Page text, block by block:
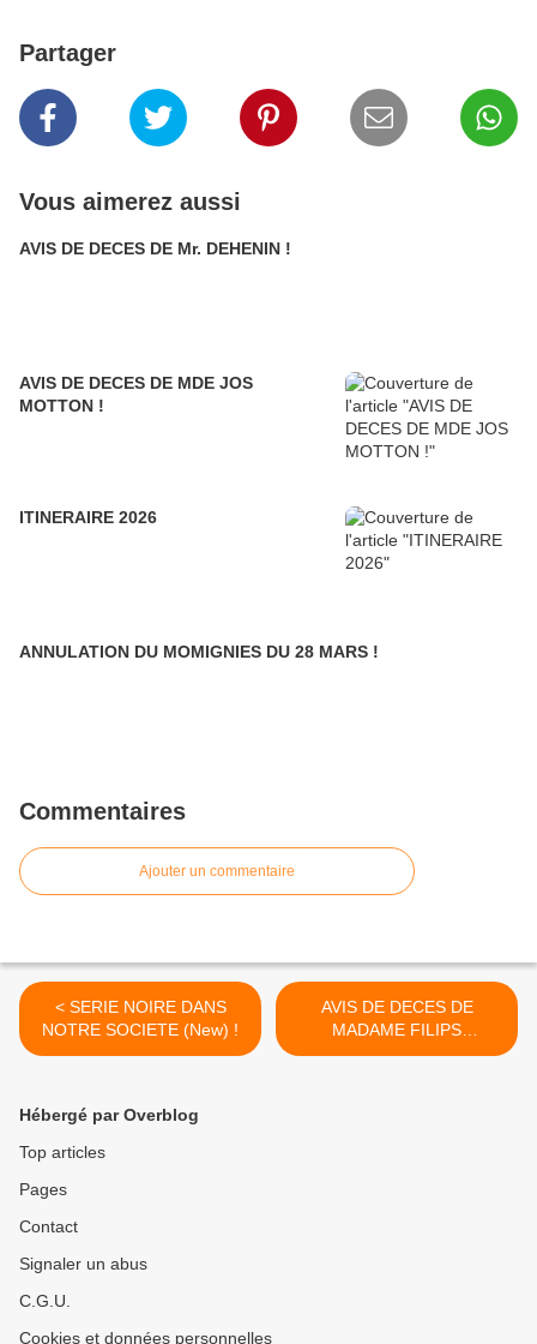
Partager
Vous aimerez aussi
AVIS DE DECES DE Mr. DEHENIN !
AVIS DE DECES DE MDE JOS
MOTTON !
ITINERAIRE 2026
ANNULATION DU MOMIGNIES DU 28 MARS !
Commentaires
Ajouter un commentaire
< SERIE NOIRE DANS
NOTRE SOCIETE (New) !
AVIS DE DECES DE
MADAME FILIPS
HERBOTS (New) ! >
Hébergé par Overblog
Top articles
Pages
Contact
Signaler un abus
C.G.U.
Cookies et données personnelles